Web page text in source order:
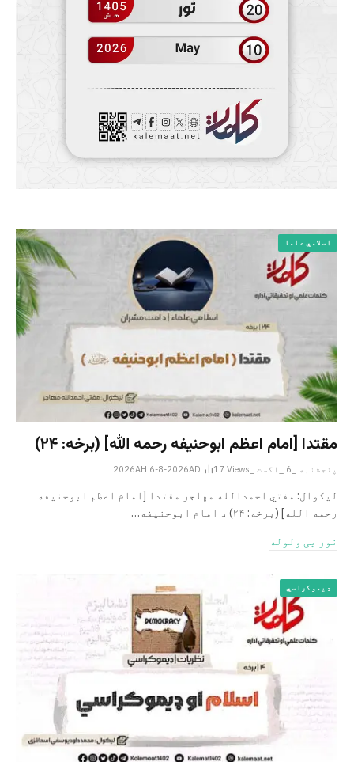
اسلامي علما
مقتدا [امام اعظم ابوحنیفه رحمه الله‎] (برخه: ۲۴)
پنجشنبه _6 _اگست _2026AH 6-8-2026AD 17 Views
لیکوال: مفتي احمدالله مهاجر مقتدا [امام اعظم ابوحنیفه
رحمه الله‎] (برخه: ۲۴) د امام ابوحنيفه…
نور یی ولوله
ډیموکراسي